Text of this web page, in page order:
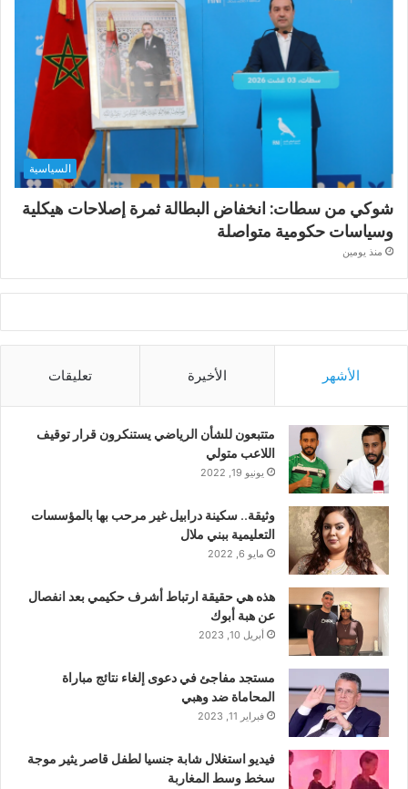
السياسية
شوكي من سطات: انخفاض البطالة ثمرة إصلاحات هيكلية
وسياسات حكومية متواصلة
منذ يومين
الأشهر الأخيرة تعليقات
متتبعون للشأن الرياضي يستنكرون قرار توقيف
اللاعب متولي
يونيو 19, 2022
وثيقة.. سكينة درابيل غير مرحب بها بالمؤسسات
التعليمية ببني ملال
مايو 6, 2022
هذه هي حقيقة ارتباط أشرف حكيمي بعد انفصال
عن هبة أبوك
أبريل 10, 2023
مستجد مفاجئ في دعوى إلغاء نتائج مباراة
المحاماة ضد وهبي
فبراير 11, 2023
فيديو استغلال شابة جنسيا لطفل قاصر يثير موجة
سخط وسط المغاربة